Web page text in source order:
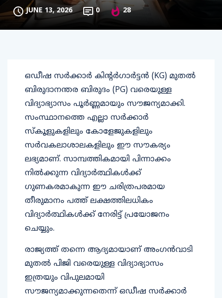
JUNE 13, 2026 0 28
ഒഡീഷ സർക്കാർ കിൻ്റർഗാർട്ടൻ (KG) മുതൽ
ബിരുദാനന്തര ബിരുദം (PG) വരെയുള്ള
വിദ്യാഭ്യാസം പൂർണ്ണമായും സൗജന്യമാക്കി.
സംസ്ഥാനത്തെ എല്ലാ സർക്കാർ
സ്‌കൂളുകളിലും കോളേജുകളിലും
സർവകലാശാലകളിലും ഈ സൗകര്യം
ലഭ്യമാണ്. സാമ്പത്തികമായി പിന്നാക്കം
നിൽക്കുന്ന വിദ്യാർത്ഥികൾക്ക്
ഗുണകരമാകുന്ന ഈ ചരിത്രപരമായ
തീരുമാനം പത്ത് ലക്ഷത്തിലധികം
വിദ്യാർത്ഥികൾക്ക് നേരിട്ട് പ്രയോജനം
ചെയ്യും.
രാജ്യത്ത് തന്നെ ആദ്യമായാണ് അംഗൻവാടി
മുതൽ പിജി വരെയുള്ള വിദ്യാഭ്യാസം
ഇത്രയും വിപുലമായി
സൗജന്യമാക്കുന്നതെന്ന് ഒഡീഷ സർക്കാർ